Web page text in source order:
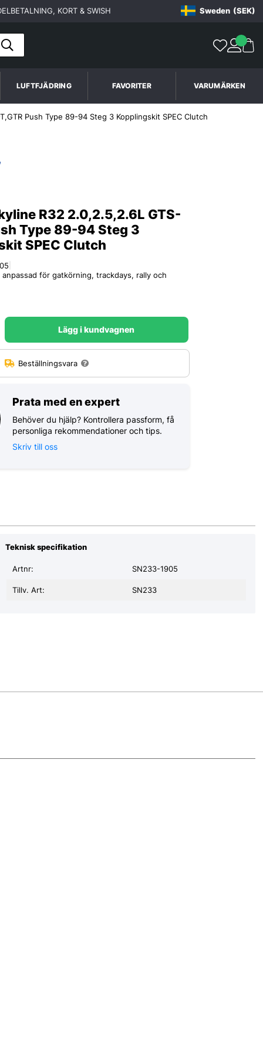
KORT & SWISH Sweden (SEK)
LUFTFJÄDRING FAVORITER VARUMÄRKEN
Push Type 89-94 Steg 3 Kopplingskit SPEC Clutch
R32 2.0,2.5,2.6L GTS-
Type 89-94 Steg 3
SPEC Clutch
anpassad för gatkörning, trackdays, rally och
Lägg i kundvagnen
Beställningsvara
Prata med en expert
Behöver du hjälp? Kontrollera passform, få
personliga rekommendationer och tips.
Skriv till oss
Teknisk specifikation
Tillv. Art: SN233
Artnr: SN233-1905